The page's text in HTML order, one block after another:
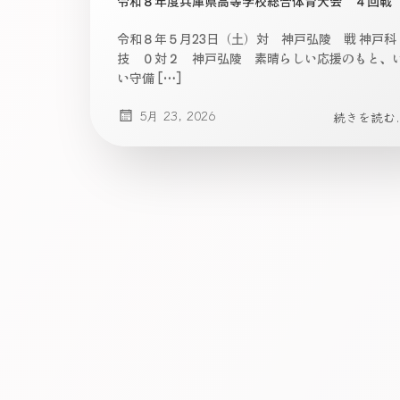
令和８年５月23日（土）対 神戸弘陵 戦 神戸科
技 ０対２ 神戸弘陵 素晴らしい応援のもと、
い守備 […]
5月 23, 2026 続きを読